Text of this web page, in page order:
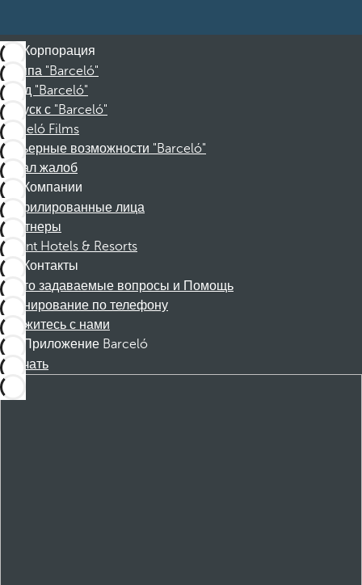
Корпорация
Группа "Barceló"
Фонд "Barceló"
Отпуск с "Barceló"
Barceló Films
Карьерные возможности "Barceló"
Канал жалоб
Компании
Аффилированные лица
Партнеры
Dorint Hotels & Resorts
Контакты
Часто задаваемые вопросы и Помощь
Бронирование по телефону
Свяжитесь с нами
Приложение Barceló
Скачать